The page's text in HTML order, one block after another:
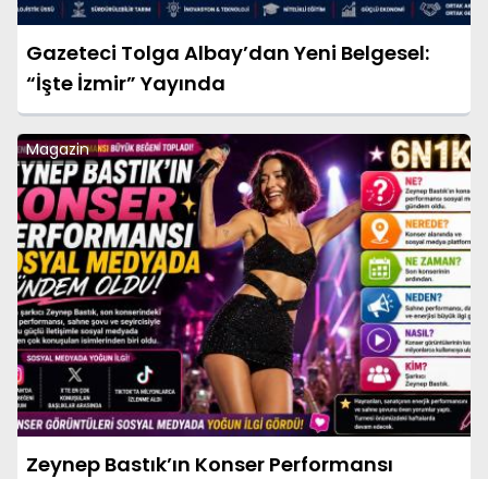
Gazeteci Tolga Albay’dan Yeni Belgesel:
“İşte İzmir” Yayında
Magazin
Zeynep Bastık’ın Konser Performansı